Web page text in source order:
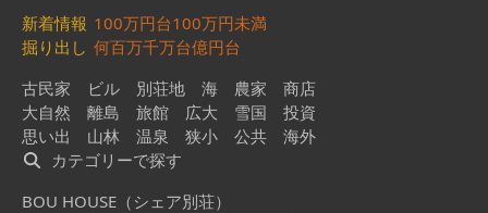
新着情報 100万円台100万円未満
掘り出し 何百万千万台億円台
古民家
ビル 別荘地 海 農家
商店
大自然
離島 旅館 広大 雪国
投資
思い出
山林 温泉 狭小 公共
海外
カテゴリーで探す
BOU HOUSE（シェア別荘）